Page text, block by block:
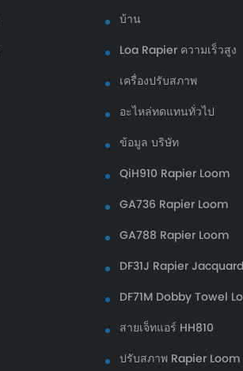
บ้าน
Loa Rapier ความเร็วสูง
เครื่องปรับสภาพ
อะไหล่ทดแทนทั่วไป
ข้อมูล บริษัท
QiH910 Rapier Loom
GA736 Rapier Loom
GA788 Rapier Loom
DF31J Rapier
DF71M Dobby Towel
สายเจ็ทแอร์ HH810
ปรับสภาพ Rapier